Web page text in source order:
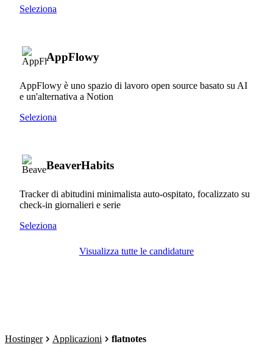
Seleziona
AppFlowy
AppFlowy è uno spazio di lavoro open source basato su AI
e un'alternativa a Notion
Seleziona
BeaverHabits
Tracker di abitudini minimalista auto-ospitato, focalizzato su
check-in giornalieri e serie
Seleziona
Visualizza tutte le candidature
Hostinger Applicazioni flatnotes